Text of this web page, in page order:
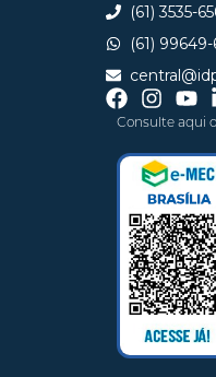
(61) 3535-
(61)
Consulte aqui